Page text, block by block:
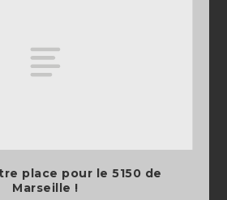
place pour le 5150 de
Marseille !